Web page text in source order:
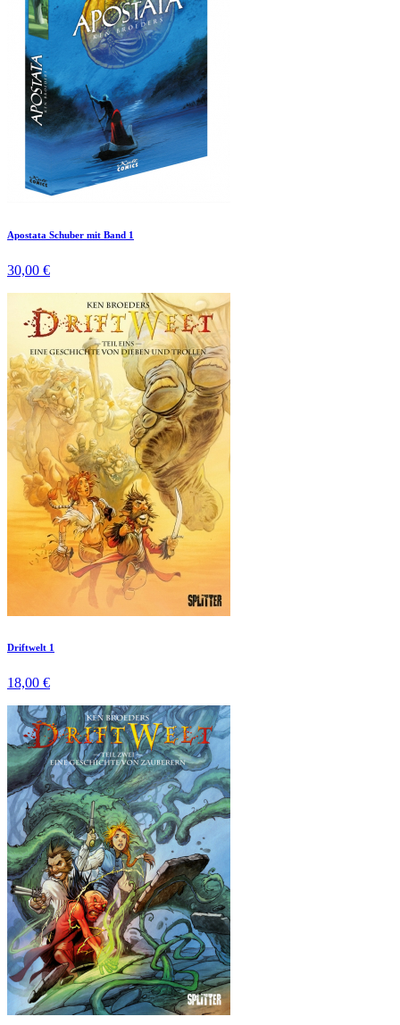
Apostata Schuber mit Band 1
30,00 €
Driftwelt 1
18,00 €